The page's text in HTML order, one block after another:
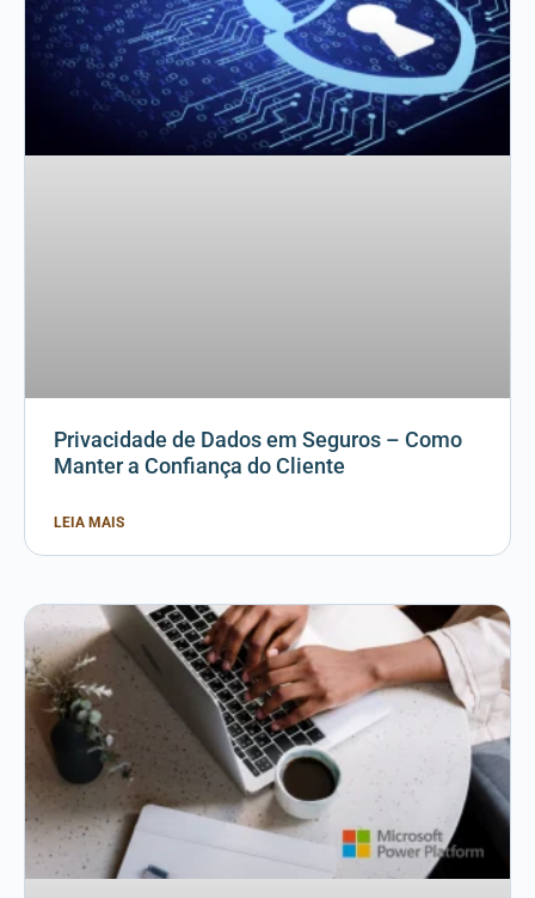
Privacidade de Dados em Seguros – Como
Manter a Confiança do Cliente
LEIA MAIS